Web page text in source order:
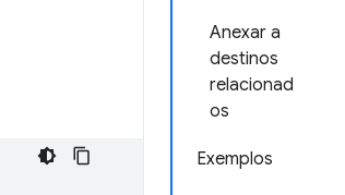
Anexar a
destinos
relacionad
os
Exemplos